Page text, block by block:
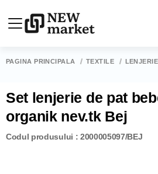
PAGINA PRINCIPALĂ TEXTILE
Set lenjerie de pat
organik nev.tk Bej
Codul produsului : 2000005097/BEJ